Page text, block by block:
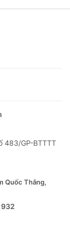
483/GP-BTTTT
Quốc Thắng,